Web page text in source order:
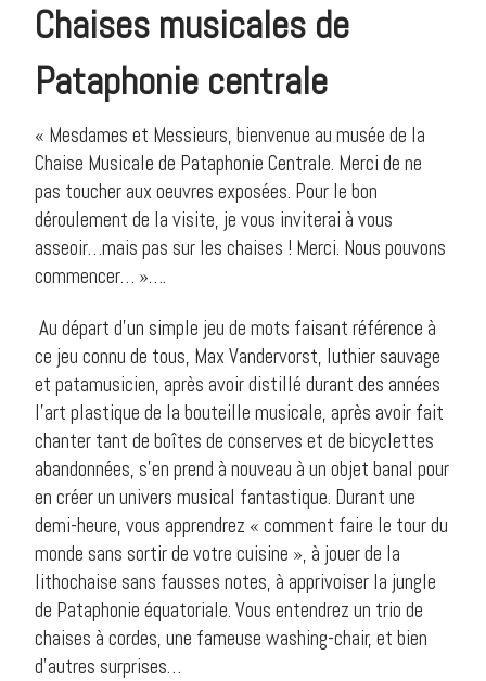
Chaises musicales de
Pataphonie centrale
« Mesdames et Messieurs, bienvenue au musée de la
Chaise Musicale de Pataphonie Centrale. Merci de ne
pas toucher aux oeuvres exposées. Pour le bon
déroulement de la visite, je vous inviterai à vous
asseoir…mais pas sur les chaises ! Merci. Nous pouvons
commencer… »….
Au départ d’un simple jeu de mots faisant référence à
ce jeu connu de tous, Max Vandervorst, luthier sauvage
et patamusicien, après avoir distillé durant des années
l’art plastique de la bouteille musicale, après avoir fait
chanter tant de boîtes de conserves et de bicyclettes
abandonnées, s’en prend à nouveau à un objet banal pour
en créer un univers musical fantastique. Durant une
demi-heure, vous apprendrez « comment faire le tour du
monde sans sortir de votre cuisine », à jouer de la
lithochaise sans fausses notes, à apprivoiser la jungle
de Pataphonie équatoriale. Vous entendrez un trio de
chaises à cordes, une fameuse washing-chair, et bien
d’autres surprises…